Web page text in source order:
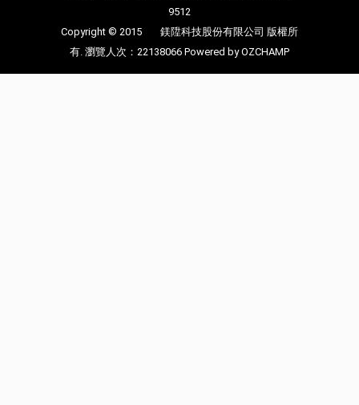
9512
Copyright © 2015
鎂陞科技股份有限公司 版權所
有. 瀏覽人次：22138066 Powered by OZCHAMP